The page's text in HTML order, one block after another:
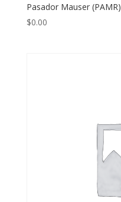
Pasador Mauser (PAMR)
$0.00